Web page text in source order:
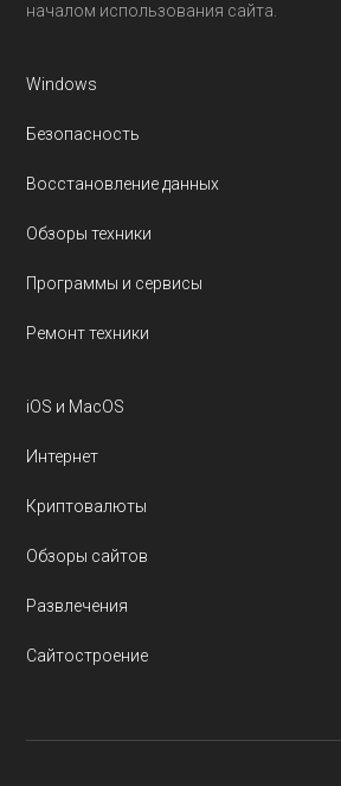
началом использования сайта.
Windows
Безопасность
Восстановление данных
Обзоры техники
Программы и сервисы
Ремонт техники
iOS и MacOS
Интернет
Криптовалюты
Обзоры сайтов
Развлечения
Сайтостроение